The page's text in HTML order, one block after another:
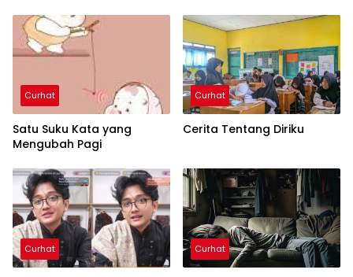
Curhat
Satu Suku Kata yang
Mengubah Pagi
Curhat
Cerita Tentang Diriku
Curhat Curhat